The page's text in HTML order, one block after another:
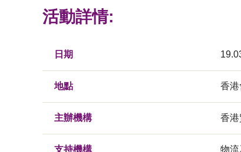
活動詳情:
日期
地點 香
主辦機構 香港
支持機構 物